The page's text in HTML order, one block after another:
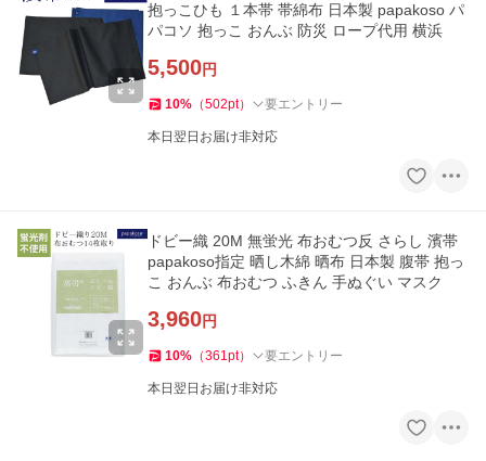
抱っこひも １本帯 帯綿布 日本製 papakoso パ
パコソ 抱っこ おんぶ 防災 ロープ代用 横浜
5,500円
10% （502pt） 要エントリー
本日翌日お届け非対応
ドビー織 20M 無蛍光 布おむつ反 さらし 濱帯
papakoso指定 晒し木綿 晒布 日本製 腹帯 抱っ
こ おんぶ 布おむつ ふきん 手ぬぐい マスク
3,960円
10% （361pt） 要エントリー
本日翌日お届け非対応